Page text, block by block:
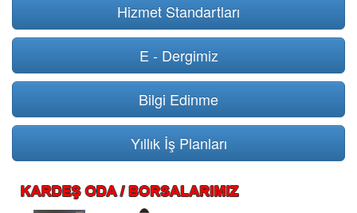
Hizmet Standartları
E - Dergimiz
Bilgi Edinme
Yıllık İş Planları